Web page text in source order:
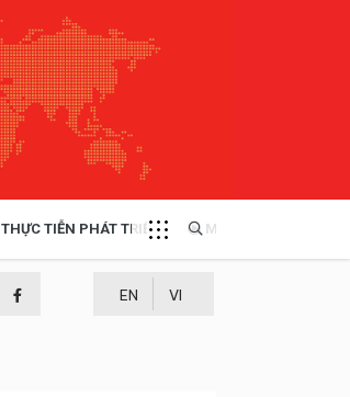
THỰC TIỄN PHÁT TRIỂN MULTIMEDIA
EN VI